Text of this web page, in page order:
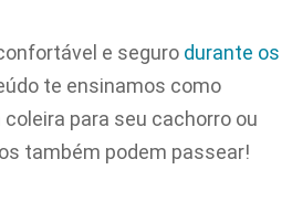
e seguro durante os
te ensinamos como
para seu cachorro ou
também podem passear!